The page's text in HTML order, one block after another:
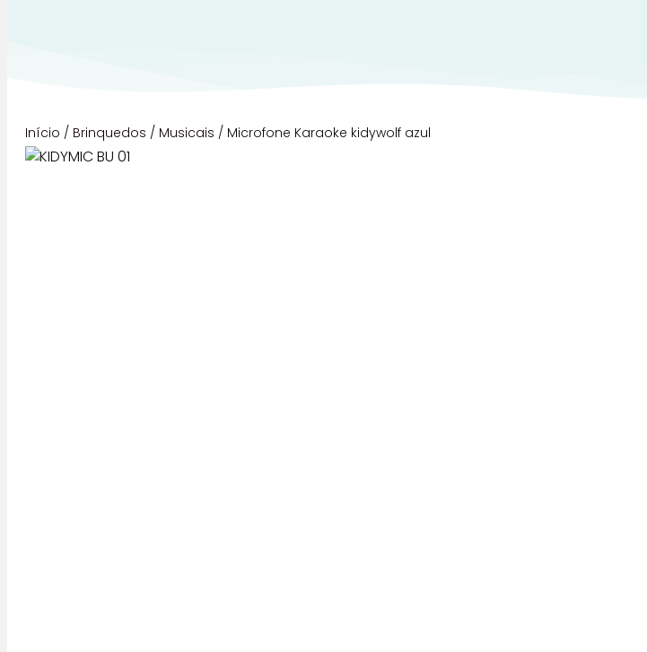
Início / Brinquedos / Musicais / Microfone Karaoke kidywolf azul